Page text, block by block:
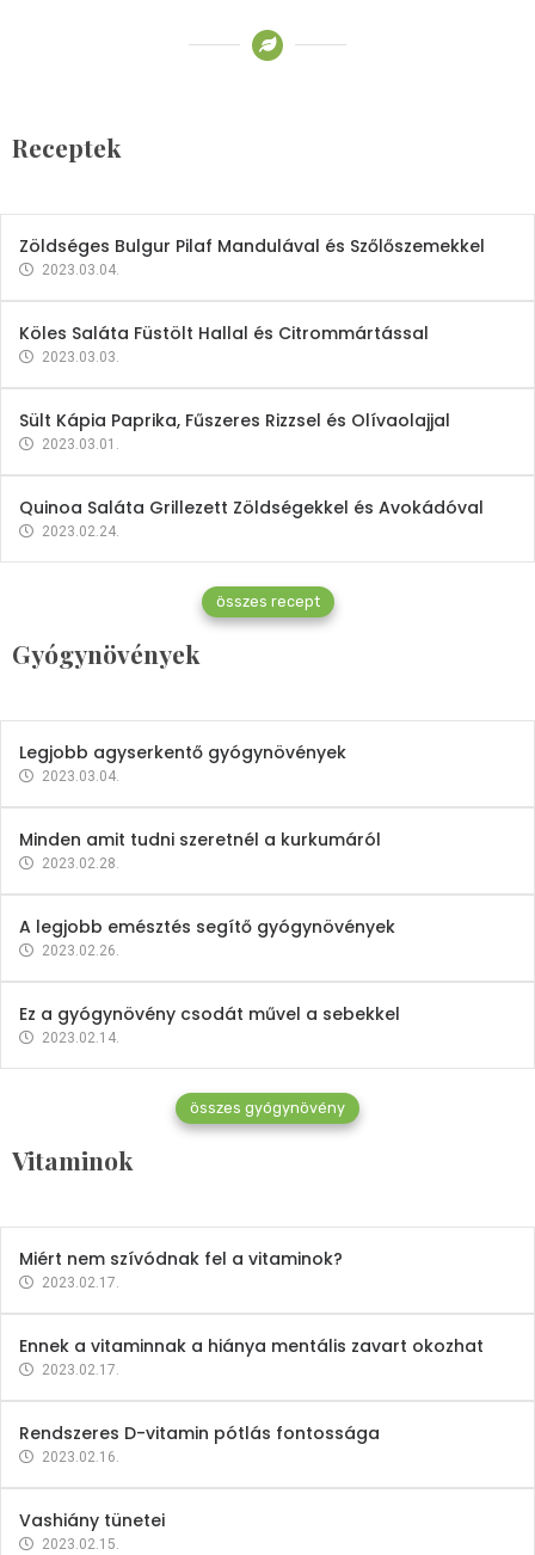
Receptek
2023.03.06.
Zöldséges Bulgur Pilaf Mandulával és Szőlőszemekkel
2023.03.04.
Köles Saláta Füstölt Hallal és Citrommártással
2023.03.03.
Sült Kápia Paprika, Fűszeres Rizzsel és Olívaolajjal
2023.03.01.
Quinoa Saláta Grillezett Zöldségekkel és Avokádóval
2023.02.24.
összes recept
Gyógynövények
Gyógynövények
Mindent a petrezselyemről
2023.12.21.
Legjobb agyserkentő gyógynövények
2023.03.04.
Minden amit tudni szeretnél a kurkumáról
2023.02.28.
A legjobb emésztés segítő gyógynövények
2023.02.26.
Ez a gyógynövény csodát művel a sebekkel
2023.02.14.
összes gyógynövény
Vitaminok
Vitaminok
Mindent a B-12 vitaminról
2023.02.27.
Miért nem szívódnak fel a vitaminok?
2023.02.17.
Ennek a vitaminnak a hiánya mentális zavart okozhat
2023.02.17.
Rendszeres D-vitamin pótlás fontossága
2023.02.16.
Vashiány tünetei
2023.02.15.